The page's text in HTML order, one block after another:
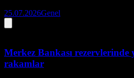
25.07.2026Genel
Merkez Bankası rezervlerinde
rakamlar